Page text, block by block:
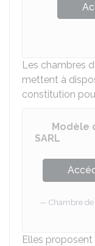
Les chambres
mettent à
constitution
Modèle
SARL
Chambre
Elles